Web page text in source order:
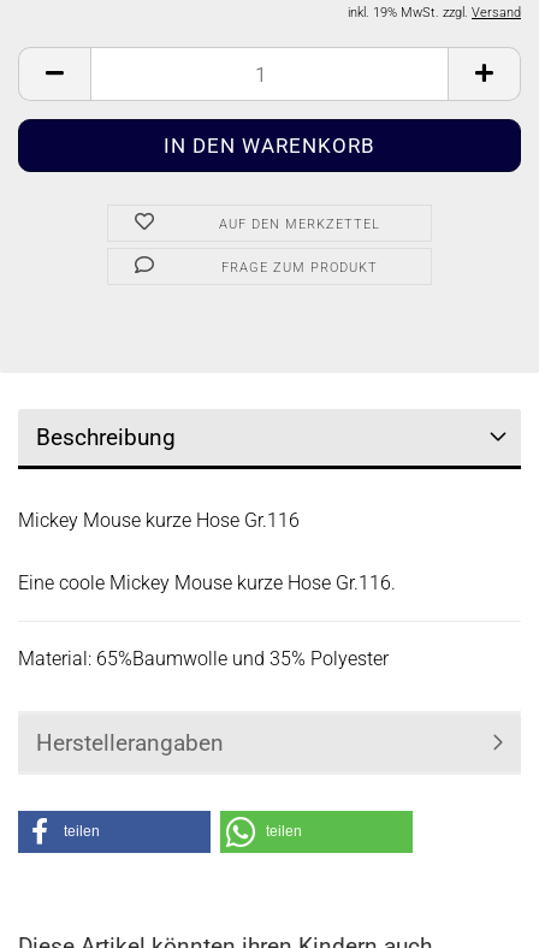
inkl. 19% MwSt. zzgl. Versand
AUF DEN MERKZETTEL
FRAGE ZUM PRODUKT
Beschreibung
Mickey Mouse kurze Hose Gr.116
Eine coole Mickey Mouse kurze Hose Gr.116.
Material: 65%Baumwolle und 35% Polyester
Herstellerangaben
teilen teilen